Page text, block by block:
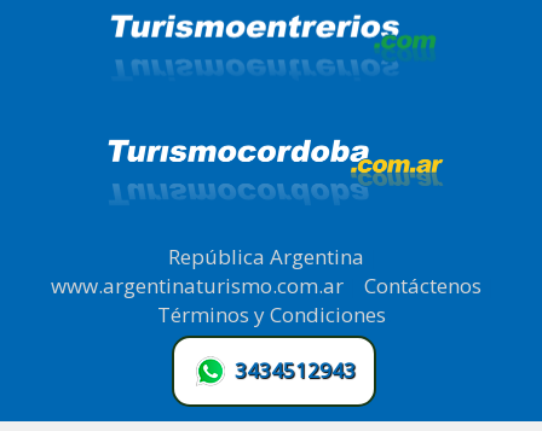
República Argentina
www.argentinaturismo.com.ar| Contáctenos
Términos y Condiciones
3434512943